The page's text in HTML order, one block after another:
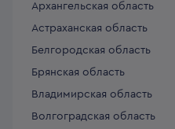
Архангельская область
Астраханская область
Белгородская область
Брянская область
Владимирская область
Волгоградская область